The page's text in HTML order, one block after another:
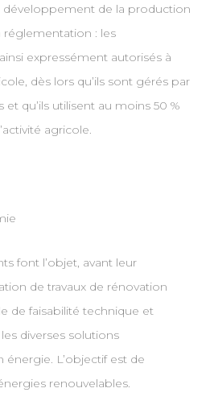
développement de la production
réglementation : les
expressément autorisés à
dès lors qu’ils sont gérés par
qu’ils utilisent au moins 50 %
agricole.
font l’objet, avant leur
de travaux de rénovation
de faisabilité technique et
diverses solutions
énergie. L’objectif est de
renouvelables.